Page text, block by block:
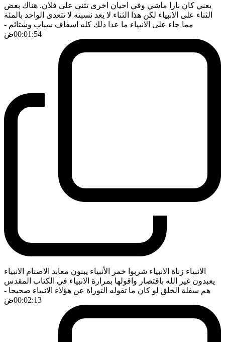
يعني كان بارا ماشي وفي احيان اخرى تثني على فلان. هناك بعض
الثناء على الانبياء لكن هذا الثناء لا يعد نسبته لا تتعدى الواحد بالمئة
مما جاء على الانبياء ما عدا ذلك كله اسفاف سباب وشتائم -
00:01:54ضَ
الانبياء زناة الانبياء شربوا خمر الأنبياء يبنون معابد الاصنام الانبياء
يعبدون غير الله باقتصار واقولها بمرارة الانبياء في الكتاب المقدس
هم سفلة الخلق لو كان ما تقوله التوراة عن هؤلاء الانبياء صحيحا -
00:02:13ضَ